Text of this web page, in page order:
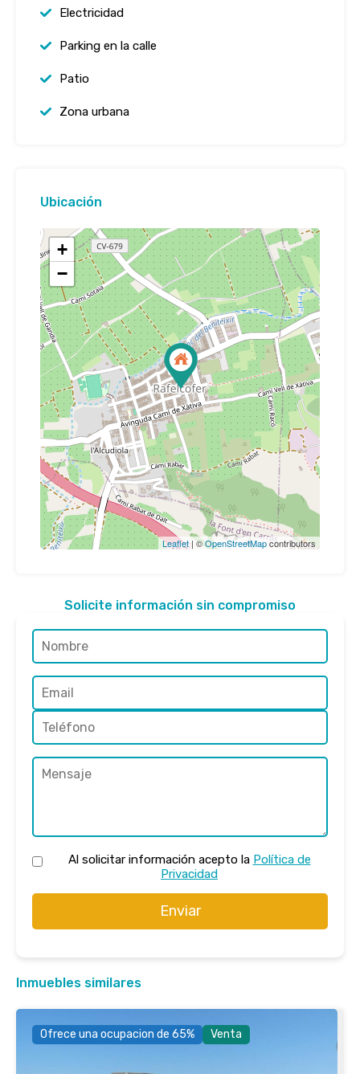
Electricidad
Parking en la calle
Patio
Zona urbana
Ubicación
+
−
Leaflet| ©OpenStreetMapcontributors
Solicite información sin compromiso
Al solicitar información acepto la Política de
Privacidad
Enviar
Inmuebles similares
Ofrece una ocupacion de 65% Venta